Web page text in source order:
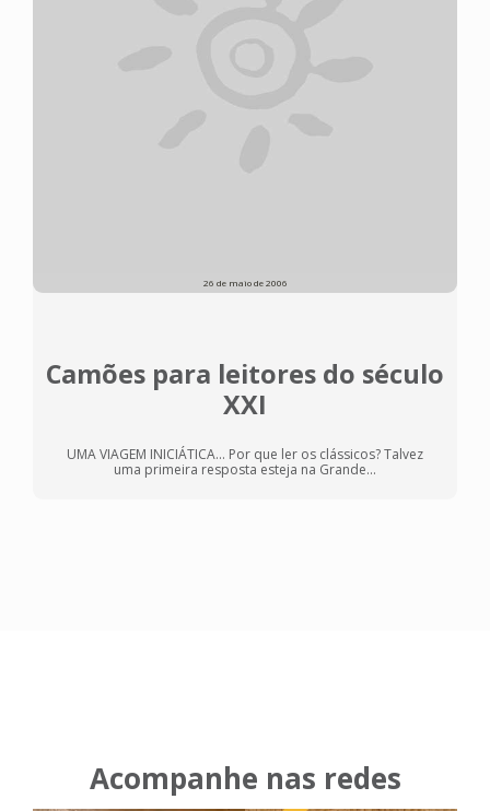
26 de maio de 2006
Camões para leitores do século
XXI
UMA VIAGEM INICIÁTICA... Por que ler os clássicos? Talvez
uma primeira resposta esteja na Grande...
Acompanhe nas redes